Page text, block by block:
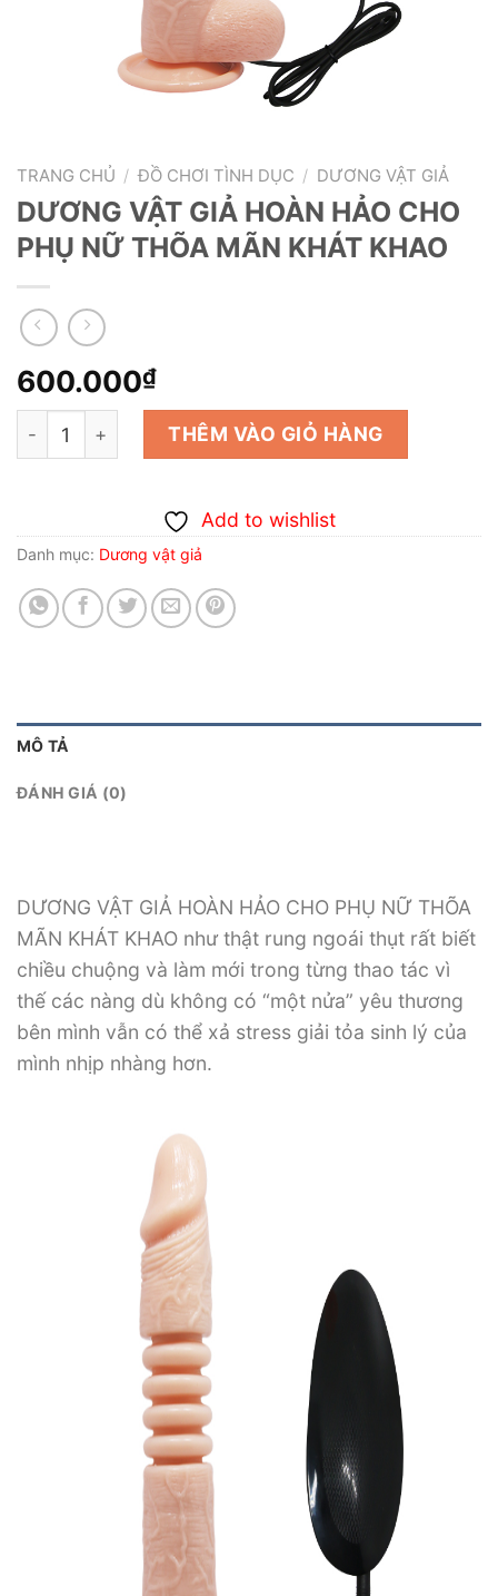
TRANG CHỦ / ĐỒ CHƠI TÌNH DỤC / DƯƠNG VẬT GIẢ
DƯƠNG VẬT GIẢ HOÀN HẢO CHO
PHỤ NỮ THÕA MÃN KHÁT KHAO
600.000₫
DƯƠNG VẬT GIẢ HOÀN HẢO CHO PHỤ NỮ THÕA MÃN
THÊM VÀO GIỎ HÀNG
Add to wishlist
Danh mục: Dương vật giả
MÔ TẢ
ĐÁNH GIÁ (0)
DƯƠNG VẬT GIẢ HOÀN HẢO CHO PHỤ NỮ THÕA
MÃN KHÁT KHAO như thật rung ngoái thụt rất biết
chiều chuộng và làm mới trong từng thao tác vì
thế các nàng dù không có “một nửa” yêu thương
bên mình vẫn có thể xả stress giải tỏa sinh lý của
mình nhịp nhàng hơn.